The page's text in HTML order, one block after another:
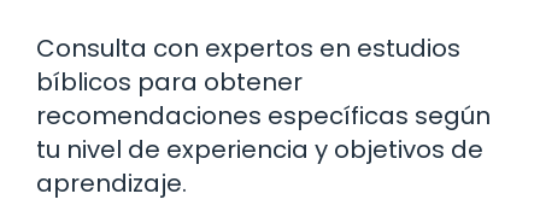
Consulta con expertos en estudios
bíblicos para obtener
recomendaciones específicas según
tu nivel de experiencia y objetivos de
aprendizaje.